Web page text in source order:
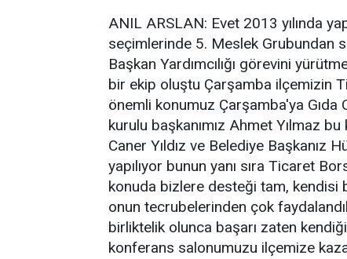
ANIL ARSLAN: Evet 2013 yılında
seçimlerinde 5. Meslek Grubundan
Başkan Yardımcılığı görevini
bir ekip oluştu Çarşamba ilçemizin
önemli konumuz Çarşamba'ya Gıda
kurulu başkanımız Ahmet Yılmaz
Caner Yıldız ve Belediye Başkanız
yapılıyor bunun yanı sıra Ticaret
konuda bizlere desteği tam, kendisi
onun tecrubelerinden çok
birliktelik olunca başarı zaten
konferans salonumuzu ilçemize